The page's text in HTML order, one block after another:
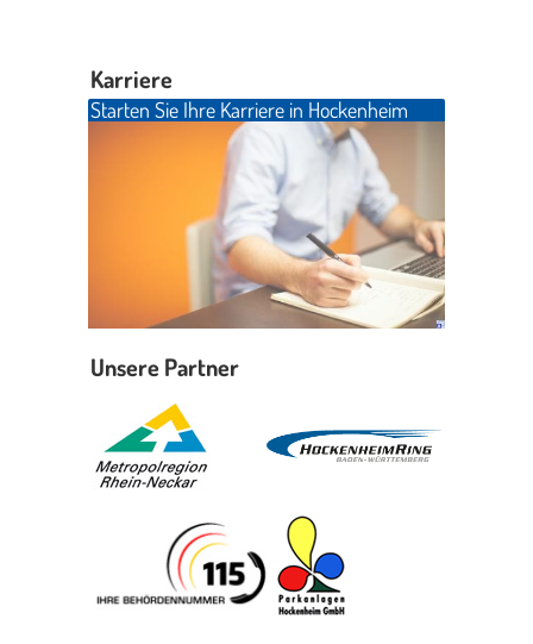
Karriere
Starten Sie Ihre Karriere in Hockenheim
Unsere Partner